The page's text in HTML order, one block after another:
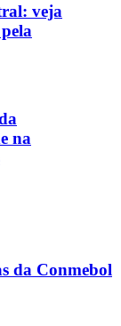
veja
na
da Conmebol